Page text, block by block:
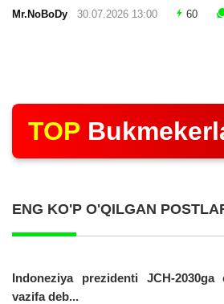
Mr.NoBoDy 30.07.2026 13:00 60
TOP
ENG KO'P O'QILGAN
Indoneziya prezidenti JCH-
vazifa deb...